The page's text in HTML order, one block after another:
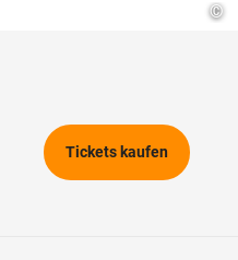
©
Tickets kaufen